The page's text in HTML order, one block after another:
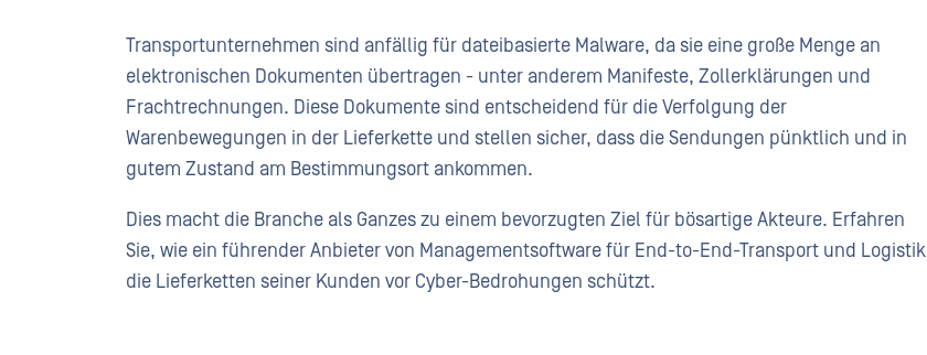
Transportunternehmen sind anfällig für dateibasierte Malware, da sie eine große Menge an
elektronischen Dokumenten übertragen - unter anderem Manifeste, Zollerklärungen und
Frachtrechnungen. Diese Dokumente sind entscheidend für die Verfolgung der
Warenbewegungen in der Lieferkette und stellen sicher, dass die Sendungen pünktlich und in
gutem Zustand am Bestimmungsort ankommen.
Dies macht die Branche als Ganzes zu einem bevorzugten Ziel für bösartige Akteure. Erfahren
Sie, wie ein führender Anbieter von Managementsoftware für End-to-End-Transport und Logistik
die Lieferketten seiner Kunden vor Cyber-Bedrohungen schützt.